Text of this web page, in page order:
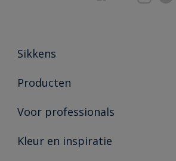
Sikkens
Over Sikkens
Duurzaamheid
Producten
Producten voor binnen
Vind je verkooppunt
Voor professionals
Advies & service
Kleur en inspiratie